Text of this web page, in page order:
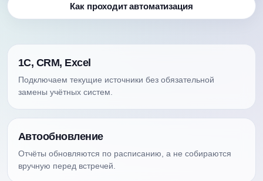
Как проходит автоматизация
1С, CRM, Excel
Подключаем текущие источники без обязательной
замены учётных систем.
Автообновление
Отчёты обновляются по расписанию, а не собираются
вручную перед встречей.